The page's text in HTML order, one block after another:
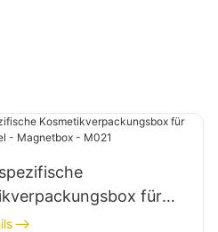
für
- Magnetbox -